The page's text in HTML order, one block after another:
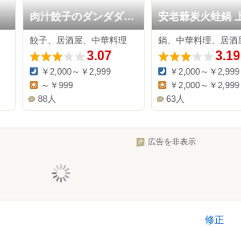
肉汁餃子のダンダダン
東上野店
餃子、居酒屋、中華料理
3.07
Dinner:
￥2,000～￥2,999
Lunch:
～￥999
88人
安老爺炭火蛙鍋
店
鍋、中華料理、居酒
3.19
Dinner:
￥2,000～￥2,999
Lunch:
￥2,000～￥2,999
63人
広告を非表示
修正